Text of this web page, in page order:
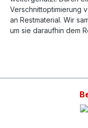
Verschnittoptimierung
an Restmaterial. Wir
um sie daraufhin dem